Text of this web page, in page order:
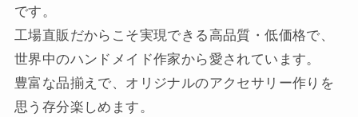
です。
工場直販だからこそ実現できる高品質・低価格で、
世界中のハンドメイド作家から愛されています。
豊富な品揃えで、オリジナルのアクセサリー作りを
思う存分楽しめます。